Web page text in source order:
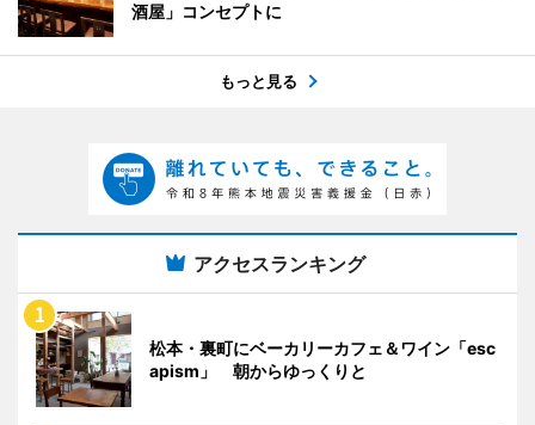
酒屋」コンセプトに
もっと見る
アクセスランキング
松本・裏町にベーカリーカフェ＆ワイン「esc
apism」 朝からゆっくりと